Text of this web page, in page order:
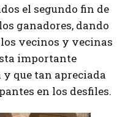
el segundo fin de
ganadores, dando
vecinos y vecinas
importante
que tan apreciada
en los desfiles.